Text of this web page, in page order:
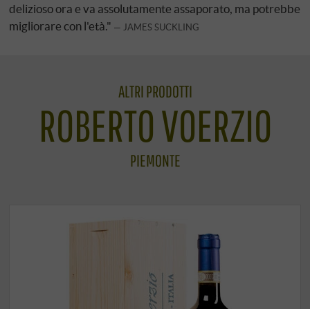
delizioso ora e va assolutamente assaporato, ma potrebbe
migliorare con l'età."
JAMES SUCKLING
ALTRI PRODOTTI
ROBERTO VOERZIO
PIEMONTE